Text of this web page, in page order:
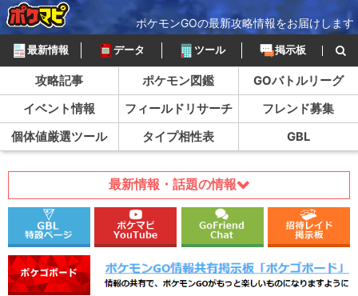
ポケモンGOの最新攻略情報をお届けします
最新情報 データ ツール 掲示板
攻略記事 ポケモン図鑑
GOバトルリーグ
イベント情報
フィールドリサーチ
フレンド募集
個体値厳選ツール
タイプ相性表 GBL
最新情報・話題の情報